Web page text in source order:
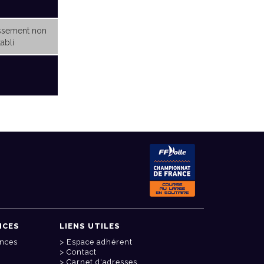
non
LIENS UTILES
Espace adhérent
Contact
Carnet d'adresses